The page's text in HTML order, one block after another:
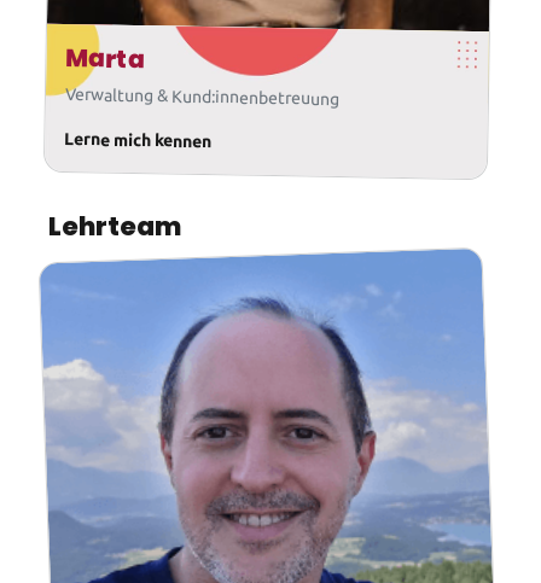
Marta
Verwaltung & Kund:innenbetreuung
Lerne mich kennen
Lehrteam